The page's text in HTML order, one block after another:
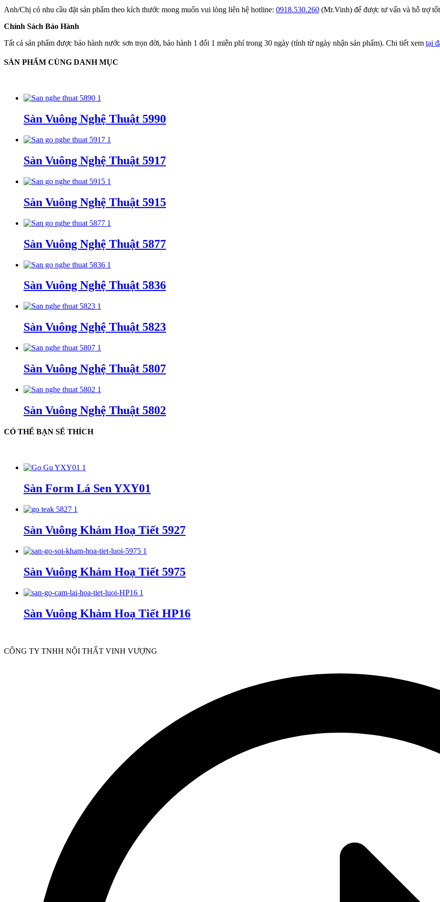
Anh/Chị có nhu cầu đặt sản phẩm theo kích thước mong muốn vui lòng liên hệ hotline: 0918.530.260 (Mr.Vinh) để được tư vấn và hỗ trợ
Chính Sách Bảo Hành
Tất cả sản phẩm được bảo hành nước sơn trọn đời, bảo hành 1 đổi 1 miễn phí trong 30 ngày (tính từ ngày nhận sản phẩm). Chi tiết xem tại
SẢN PHẨM CÙNG DANH MỤC
Sàn Vuông Nghệ Thuật 5990
Sàn Vuông Nghệ Thuật 5917
Sàn Vuông Nghệ Thuật 5915
Sàn Vuông Nghệ Thuật 5877
Sàn Vuông Nghệ Thuật 5836
Sàn Vuông Nghệ Thuật 5823
Sàn Vuông Nghệ Thuật 5807
Sàn Vuông Nghệ Thuật 5802
CÓ THỂ BẠN SẼ THÍCH
Sàn Form Lá Sen YXY01
Sàn Vuông Khảm Hoạ Tiết 5927
Sàn Vuông Khảm Hoạ Tiết 5975
Sàn Vuông Khảm Hoạ Tiết HP16
CÔNG TY TNHH NỘI THẤT VINH VƯỢNG